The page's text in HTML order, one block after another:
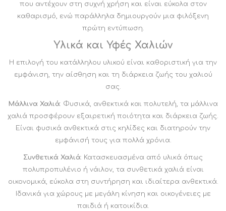
που αντέχουν στη συχνή χρήση και είναι εύκολα στον
καθαρισμό, ενώ παράλληλα δημιουργούν μια φιλόξενη
πρώτη εντύπωση.
Υλικά και Υφές Χαλιών
Η επιλογή του κατάλληλου υλικού είναι καθοριστική για την
εμφάνιση, την αίσθηση και τη διάρκεια ζωής του χαλιού
σας.
Μάλλινα Χαλιά: Φυσικά, ανθεκτικά και πολυτελή, τα μάλλινα
χαλιά προσφέρουν εξαιρετική ποιότητα και διάρκεια ζωής.
Είναι φυσικά ανθεκτικά στις κηλίδες και διατηρούν την
εμφάνισή τους για πολλά χρόνια.
Συνθετικά Χαλιά: Κατασκευασμένα από υλικά όπως
πολυπροπυλένιο ή νάιλον, τα συνθετικά χαλιά είναι
οικονομικά, εύκολα στη συντήρηση και ιδιαίτερα ανθεκτικά.
Ιδανικά για χώρους με μεγάλη κίνηση και οικογένειες με
παιδιά ή κατοικίδια.